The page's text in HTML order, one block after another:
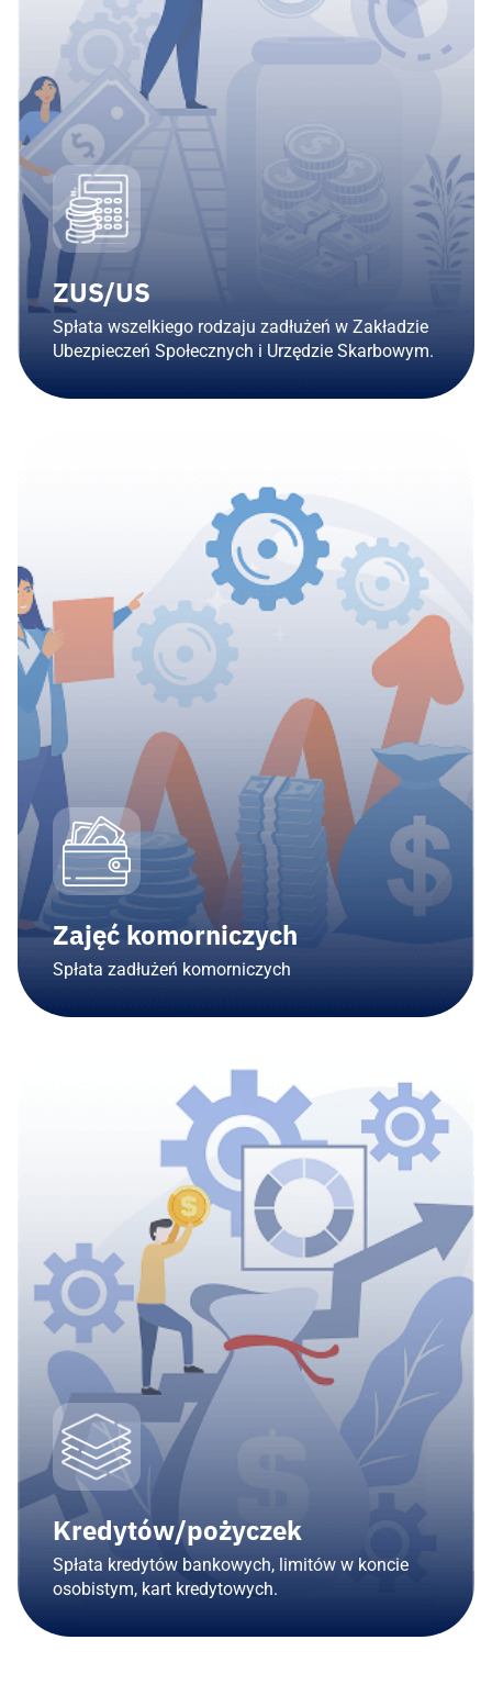
ZUS/US​
Spłata wszelkiego rodzaju zadłużeń w Zakładzie
Ubezpieczeń Społecznych i Urzędzie Skarbowym.​
Zajęć komorniczych
Spłata zadłużeń komorniczych
Kredytów/pożyczek
Spłata kredytów bankowych, limitów w koncie
osobistym, kart kredytowych.